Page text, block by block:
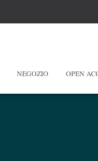
NEGOZIO OPEN